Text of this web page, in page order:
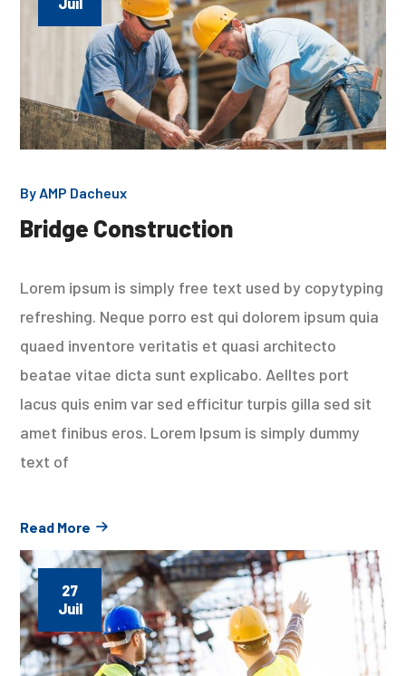
By AMP Dacheux
Bridge Construction
Lorem ipsum is simply free text used by copytyping
refreshing. Neque porro est qui dolorem ipsum quia
quaed inventore veritatis et quasi architecto
beatae vitae dicta sunt explicabo. Aelltes port
lacus quis enim var sed efficitur turpis gilla sed sit
amet finibus eros. Lorem Ipsum is simply dummy
text of
Read More
27
Juil